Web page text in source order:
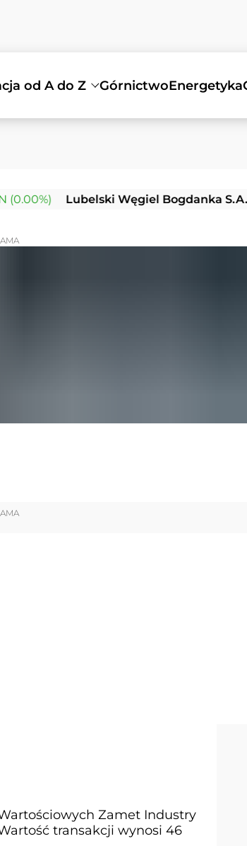
od A do Z GórnictwoEnergetyka
Lubelski Węgiel Bogdanka S.A.
Zamet Industry
transakcji wynosi 46